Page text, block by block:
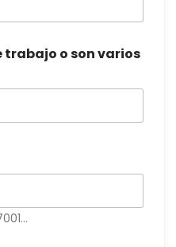
trabajo o son varios